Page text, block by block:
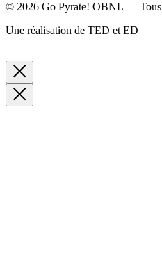
© 2026 Go Pyrate! OBNL — Tous
Une réalisation de TED et ED